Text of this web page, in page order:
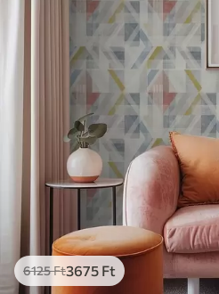
6125Ft3675 Ft